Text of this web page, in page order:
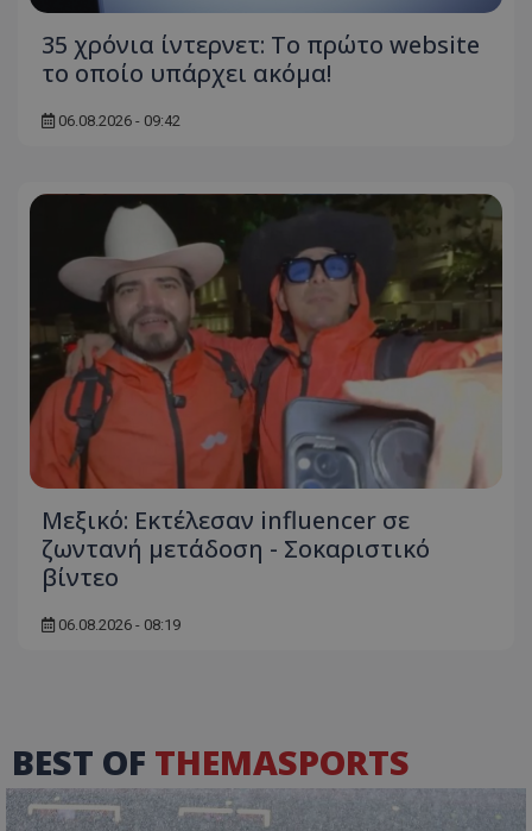
35 χρόνια ίντερνετ: Το πρώτο website
το οποίο υπάρχει ακόμα!
06.08.2026 - 09:42
Μεξικό: Εκτέλεσαν influencer σε
ζωντανή μετάδοση - Σοκαριστικό
βίντεο
06.08.2026 - 08:19
BEST OF THEMASPORTS